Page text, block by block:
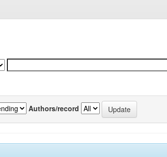
Authors/record